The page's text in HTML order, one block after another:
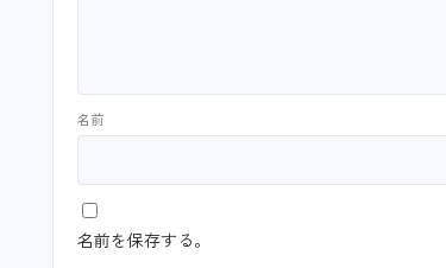
名前
名前を保存する。